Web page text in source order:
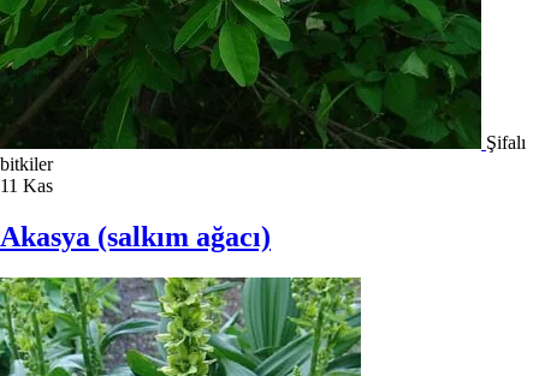
Şifalı
bitkiler
11 Kas
Akasya (salkım ağacı)